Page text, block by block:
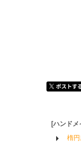
[ハンド
楕円